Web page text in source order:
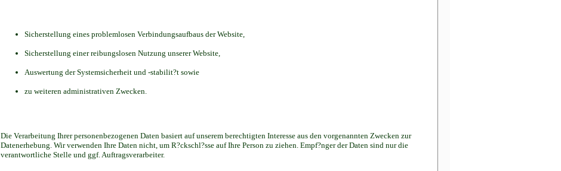
Sicherstellung eines problemlosen Verbindungsaufbaus der Website,
Sicherstellung einer reibungslosen Nutzung unserer Website,
Auswertung der Systemsicherheit und -stabilit?t sowie
zu weiteren administrativen Zwecken.
Die Verarbeitung Ihrer personenbezogenen Daten basiert auf unserem berechtigten Interesse aus den vorgenannten Zwecken zur
Datenerhebung. Wir verwenden Ihre Daten nicht, um R?ckschl?sse auf Ihre Person zu ziehen. Empf?nger der Daten sind nur die
verantwortliche Stelle und ggf. Auftragsverarbeiter.